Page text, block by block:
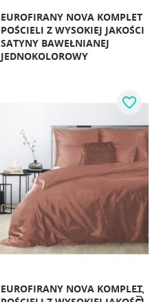
EUROFIRANY NOVA KOMPLET
POŚCIELI Z WYSOKIEJ JAKOŚCI
SATYNY BAWEŁNIANEJ
JEDNOKOLOROWY
EUROFIRANY NOVA KOMPLET
favorite_border